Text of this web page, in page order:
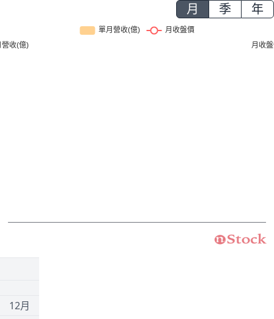
月 季 年
12月